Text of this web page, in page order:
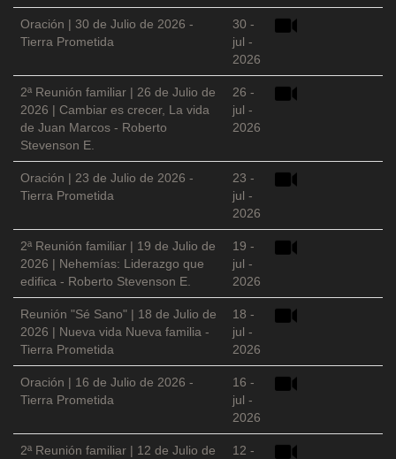
Oración | 30 de Julio de 2026 -
Tierra Prometida
30 -
jul -
2026
2ª Reunión familiar | 26 de Julio de
2026 | Cambiar es crecer, La vida
de Juan Marcos - Roberto
Stevenson E.
26 -
jul -
2026
Oración | 23 de Julio de 2026 -
Tierra Prometida
23 -
jul -
2026
2ª Reunión familiar | 19 de Julio de
2026 | Nehemías: Liderazgo que
edifica - Roberto Stevenson E.
19 -
jul -
2026
Reunión "Sé Sano" | 18 de Julio de
2026 | Nueva vida Nueva familia -
Tierra Prometida
18 -
jul -
2026
Oración | 16 de Julio de 2026 -
Tierra Prometida
16 -
jul -
2026
2ª Reunión familiar | 12 de Julio de
12 -